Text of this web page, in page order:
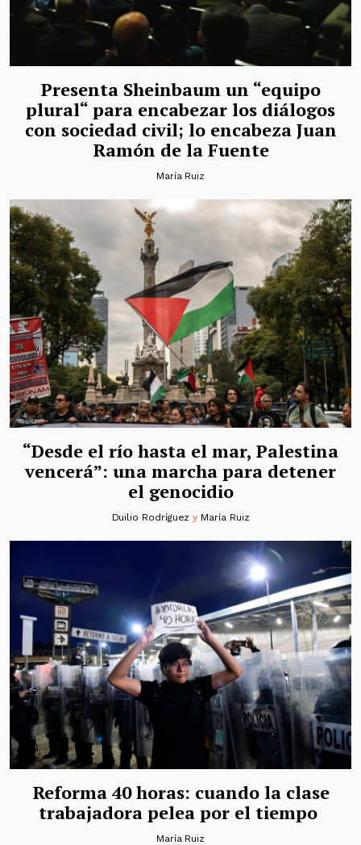
Presenta Sheinbaum un “equipo
plural“ para encabezar los diálogos
con sociedad civil; lo encabeza Juan
Ramón de la Fuente
María Ruiz
“Desde el río hasta el mar, Palestina
vencerá”: una marcha para detener
el genocidio
Duilio Rodríguez y María Ruiz
Reforma 40 horas: cuando la clase
trabajadora pelea por el tiempo
María Ruiz